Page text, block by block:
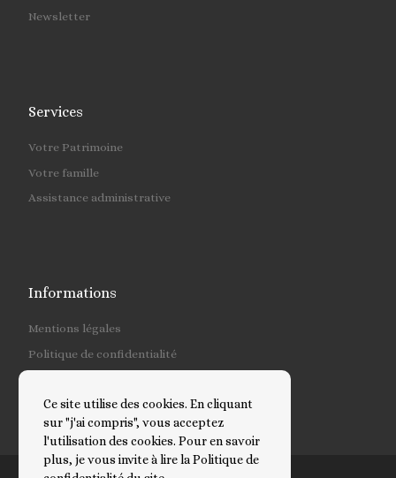
Ce site utilise des cookies. En cliquant
sur "j'ai compris", vous acceptez
l'utilisation des cookies. Pour en savoir
plus, je vous invite à lire la Politique de
Newsletter
Services
Votre Patrimoine
Votre famille
Assistance administrative
Informations
Mentions légales
Politique de confidentialité